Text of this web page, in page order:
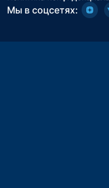
Мы в соцсетях: